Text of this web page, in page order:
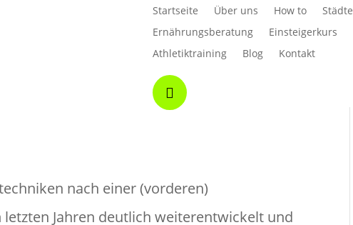
Startseite Über uns How to Städte
Ernährungsberatung
Einsteigerkurs
Athletiktraining
Blog Kontakt

nach einer (vorderen)
Jahren deutlich weiterentwickelt und